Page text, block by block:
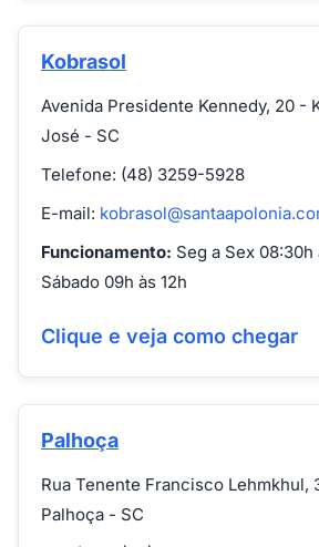
Kobrasol
Avenida Presidente Kennedy, 20 -
José - SC
Telefone: (48) 3259-5928
E-mail:
Funcionamento: Seg a Sex 08:30h
Sábado 09h às 12h
Clique e veja como chegar
Palhoça
Rua Tenente Francisco Lehmkhul,
Palhoça - SC